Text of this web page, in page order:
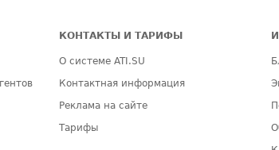
КОНТАКТЫ И ТАРИФЫ
О системе ATI.SU
Контактная информация
Реклама на сайте
Тарифы